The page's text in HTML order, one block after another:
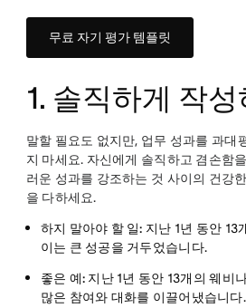
무료 자기 평가 템플릿
1. 솔직하게 작성
말할 필요도 없지만, 업무 성과를 과대
지 마세요. 자신에게 솔직하고 겸손함
러운 성과를 강조하는 것 사이의 건강
을 다하세요.
하지 말아야 할 일: 지난 1년 동안 13
이는 큰 성공을 거두었습니다.
좋은 예: 지난 1년 동안 13개의 웨비
많은 참여와 대화를 이끌어냈습니